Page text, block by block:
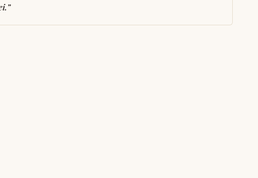
”